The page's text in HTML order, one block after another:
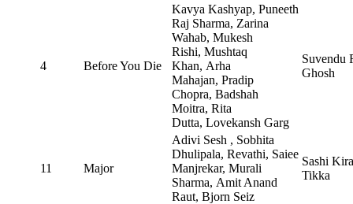
4 Before You Die
Kavya Kashyap, Puneeth
Raj Sharma, Zarina
Wahab, Mukesh
Rishi, Mushtaq
Khan, Arha
Mahajan, Pradip
Chopra, Badshah
Moitra, Rita
Dutta, Lovekansh Garg
Suvendu
Ghosh
11 Major
Adivi Sesh , Sobhita
Dhulipala, Revathi, Saiee
Manjrekar, Murali
Sharma, Amit Anand
Raut, Bjorn Seiz
Sashi
Tikka